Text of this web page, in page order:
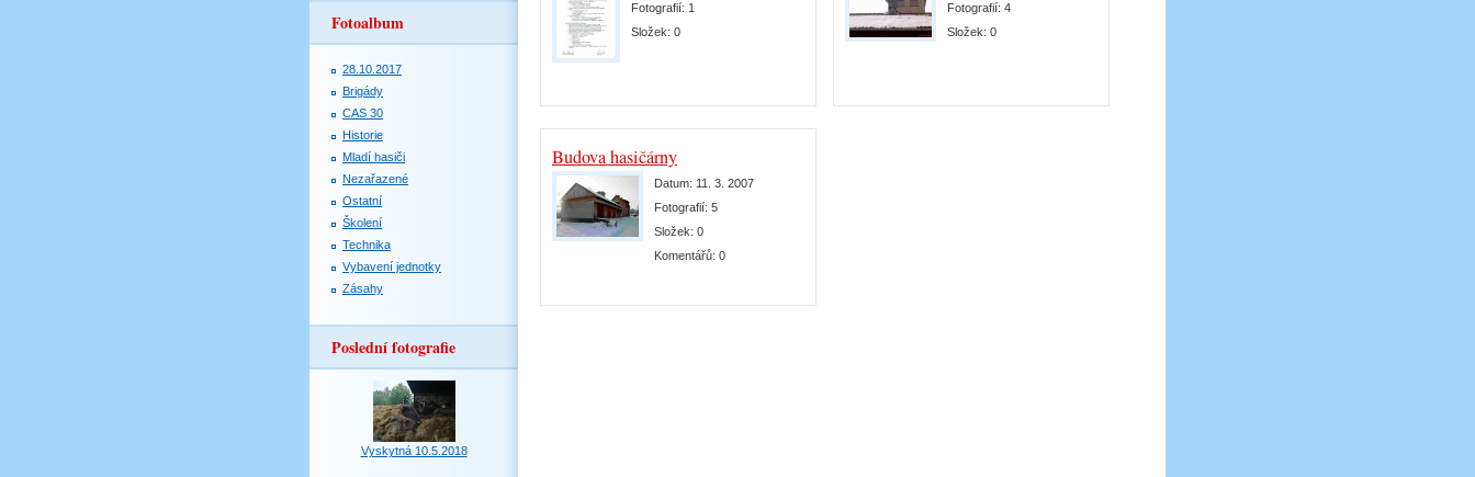
Fotografií: 1
Složek: 0
Fotografií: 4
Složek: 0
Budova hasičárny
Datum: 11. 3. 2007
Fotografií: 5
Složek: 0
Komentářů: 0
Fotoalbum
28.10.2017
Brigády
CAS 30
Historie
Mladí hasiči
Nezařazené
Ostatní
Školení
Technika
Vybavení jednotky
Zásahy
Poslední fotografie
Vyskytná 10.5.2018